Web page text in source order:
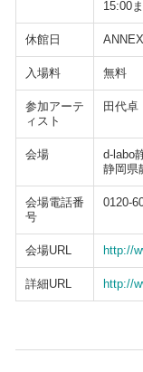
15:00ま
休館日
入場料 無料
参加アーテ
ィスト
田代卓
会場
d-labo
静岡県
会場電話番
号
0120-
会場URL http://
詳細URL http://